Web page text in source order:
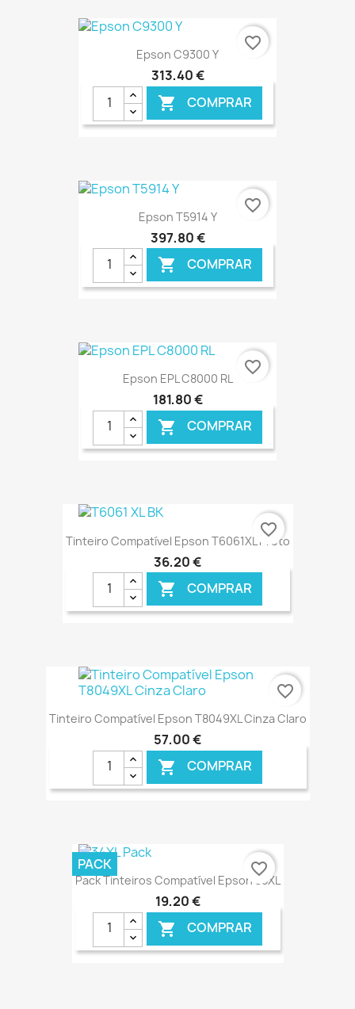
€ ONLINE
Epson C9300 Y
313,40 €
 COMPRAR
€ ONLINE
favorite_border
Epson T5914 Y
397,80 €
 COMPRAR
€ ONLINE
favorite_border
Epson EPL C8000 RL
181,80 €
 COMPRAR
€ ONLINE
favorite_border
Tinteiro Compatível Epson T6061XL Preto
36,20 €
 COMPRAR
€ ONLINE
favorite_border
Tinteiro Compatível Epson T8049XL Cinza Claro
57,00 €
 COMPRAR
favorite_border
Pack Tinteiros Compatível Epson 35XL
19,20 €
 COMPRAR
PACK favorite_border